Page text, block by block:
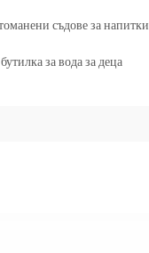
съдове за напитки
за вода за деца